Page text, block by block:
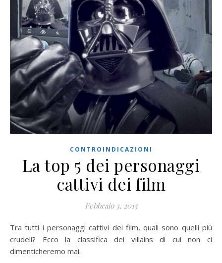
CONTROINDICAZIONI
La top 5 dei personaggi
cattivi dei film
Febbraio 3, 2015
Tra tutti i personaggi cattivi dei film, quali sono quelli più
crudeli? Ecco la classifica dei villains di cui non ci
dimenticheremo mai.